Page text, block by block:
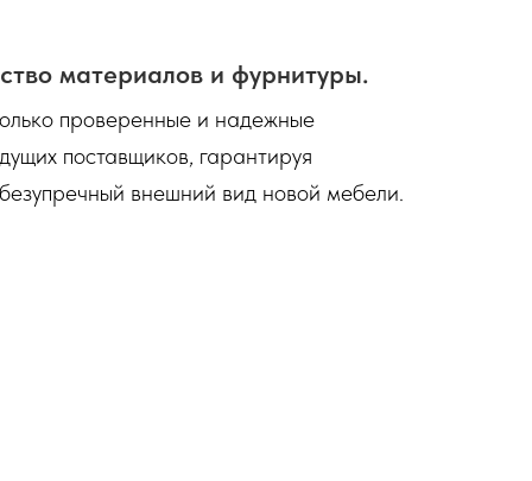
материалов и фурнитуры.
проверенные и надежные
поставщиков, гарантируя
внешний вид новой мебели.